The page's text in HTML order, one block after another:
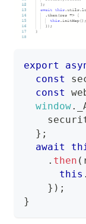
export
const
const
window.
} ;
await
. then (
this .
} ) ;
}